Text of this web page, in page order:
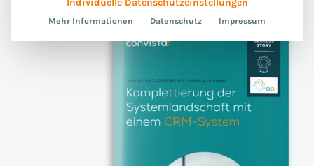
Mehr Informationen Datenschutz Impressum